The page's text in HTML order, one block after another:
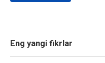
Eng yangi fikrlar